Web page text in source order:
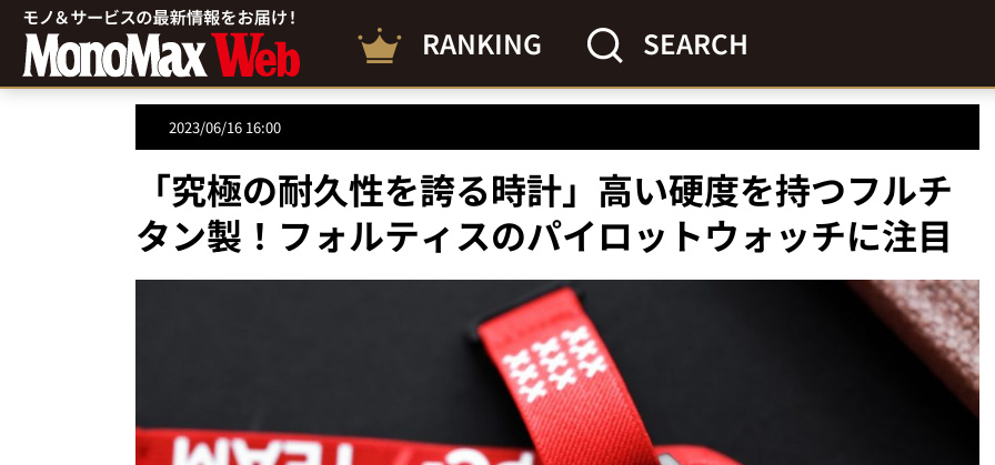
RANKING SEARCH
2023/06/16 16:00
「究極の耐久性を誇る時計」高い硬度を持つフルチ
タン製！フォルティスのパイロットウォッチに注目